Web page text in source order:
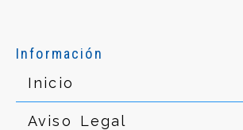
Información
Inicio
Aviso Legal